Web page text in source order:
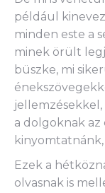
például
minden este a
minek örült
büszke, mi
a dolgoknak az
Ezek a
olvasnak is